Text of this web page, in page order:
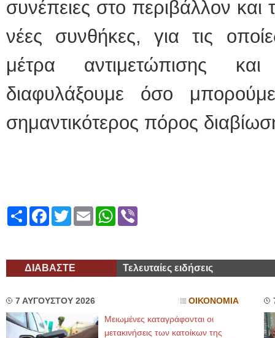
συνέπειες στο περιβάλλον και
νέες συνθήκες, για τις
μέτρα αντιμετώπισης
διαφυλάξουμε όσο
σημαντικότερος πόρος
ShareFacebook
TwitterEmailWhatsApp
ΔΙΑΒΑΣΤΕ Τελευταίες ειδήσεις
7 ΑΥΓΟΥΣΤΟΥ 2026 ΟΙΚΟΝΟΜΙΑ
Μειωμένες καταγράφονται οι
μετακινήσεις των κατοίκων της